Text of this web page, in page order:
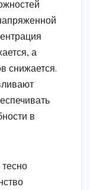
а
снижается.
в